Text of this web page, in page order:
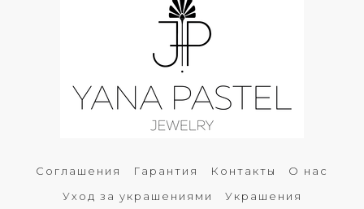
Соглашения Гарантия Контакты
О нас
Уход за украшениями
Украшения